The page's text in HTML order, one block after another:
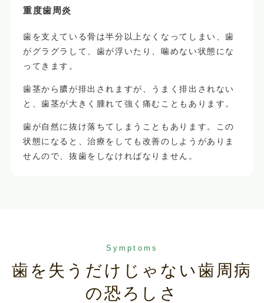
重度歯周炎
歯を支えている骨は半分以上なくなってしまい、歯
がグラグラして、歯が浮いたり、噛めない状態にな
ってきます。
歯茎から膿が排出されますが、うまく排出されない
と、歯茎が大きく腫れて強く痛むこともあります。
歯が自然に抜け落ちてしまうこともあります。この
状態になると、治療をしても改善のしようがありま
せんので、抜歯をしなければなりません。
Symptoms
歯を失うだけじゃない歯周病
の恐ろしさ